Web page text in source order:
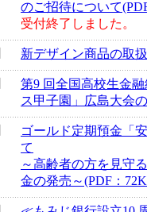
のご招待について
受付終了しました。
新デザイン商品の取
第9 回全国高校生金
ス甲子園」広島大会
ゴールド定期預金「
て
～高齢者の方を見守
金の発売～(PDF：